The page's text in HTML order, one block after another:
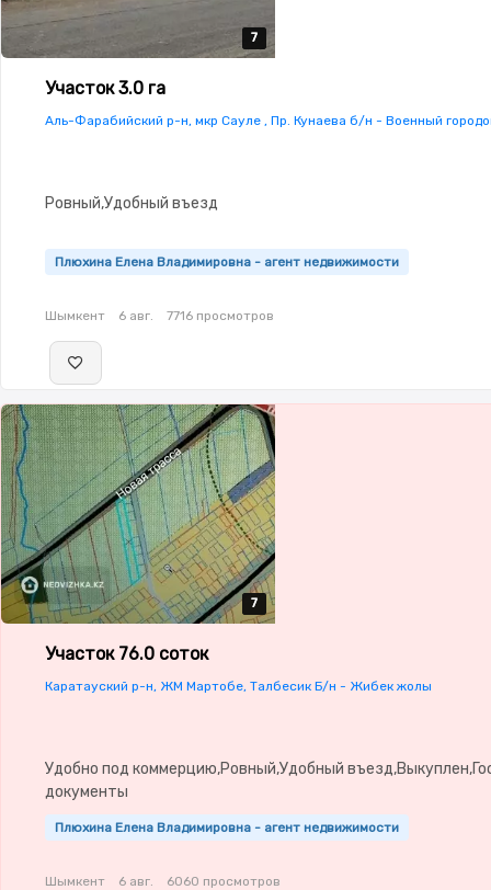
7
7
7
7
7
Участок 3.0 га
Аль-Фарабийский р-н, мкр Сауле , Пр. Кунаева б/н - Военный
Ровный,Удобный въезд
Плюхина Елена Владимировна - агент недвижимости
Шымкент 6 авг. 7716 просмотров
7
7
7
7
7
Участок 76.0 соток
Каратауский р-н, ЖМ Мартобе, Талбесик Б/н - Жибек жолы
Удобно под коммерцию,Ровный,Удобный
документы
Плюхина Елена Владимировна - агент недвижимости
Шымкент 6 авг. 6060 просмотров